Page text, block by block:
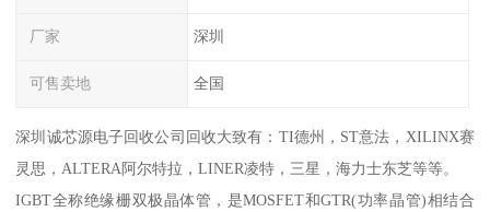
厂家 深圳
可售卖地 全国
深圳诚芯源电子回收公司回收大致有：TI德州，ST意法，XILINX赛
灵思，ALTERA阿尔特拉，LINER凌特，三星，海力士东芝等等。
IGBT全称绝缘栅双极晶体管，是MOSFET和GTR(功率晶管)相结合